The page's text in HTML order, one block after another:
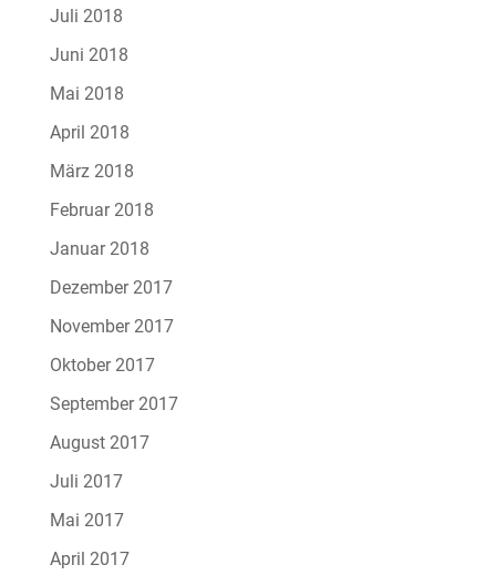
Juli 2018
Juni 2018
Mai 2018
April 2018
März 2018
Februar 2018
Januar 2018
Dezember 2017
November 2017
Oktober 2017
September 2017
August 2017
Juli 2017
Mai 2017
April 2017